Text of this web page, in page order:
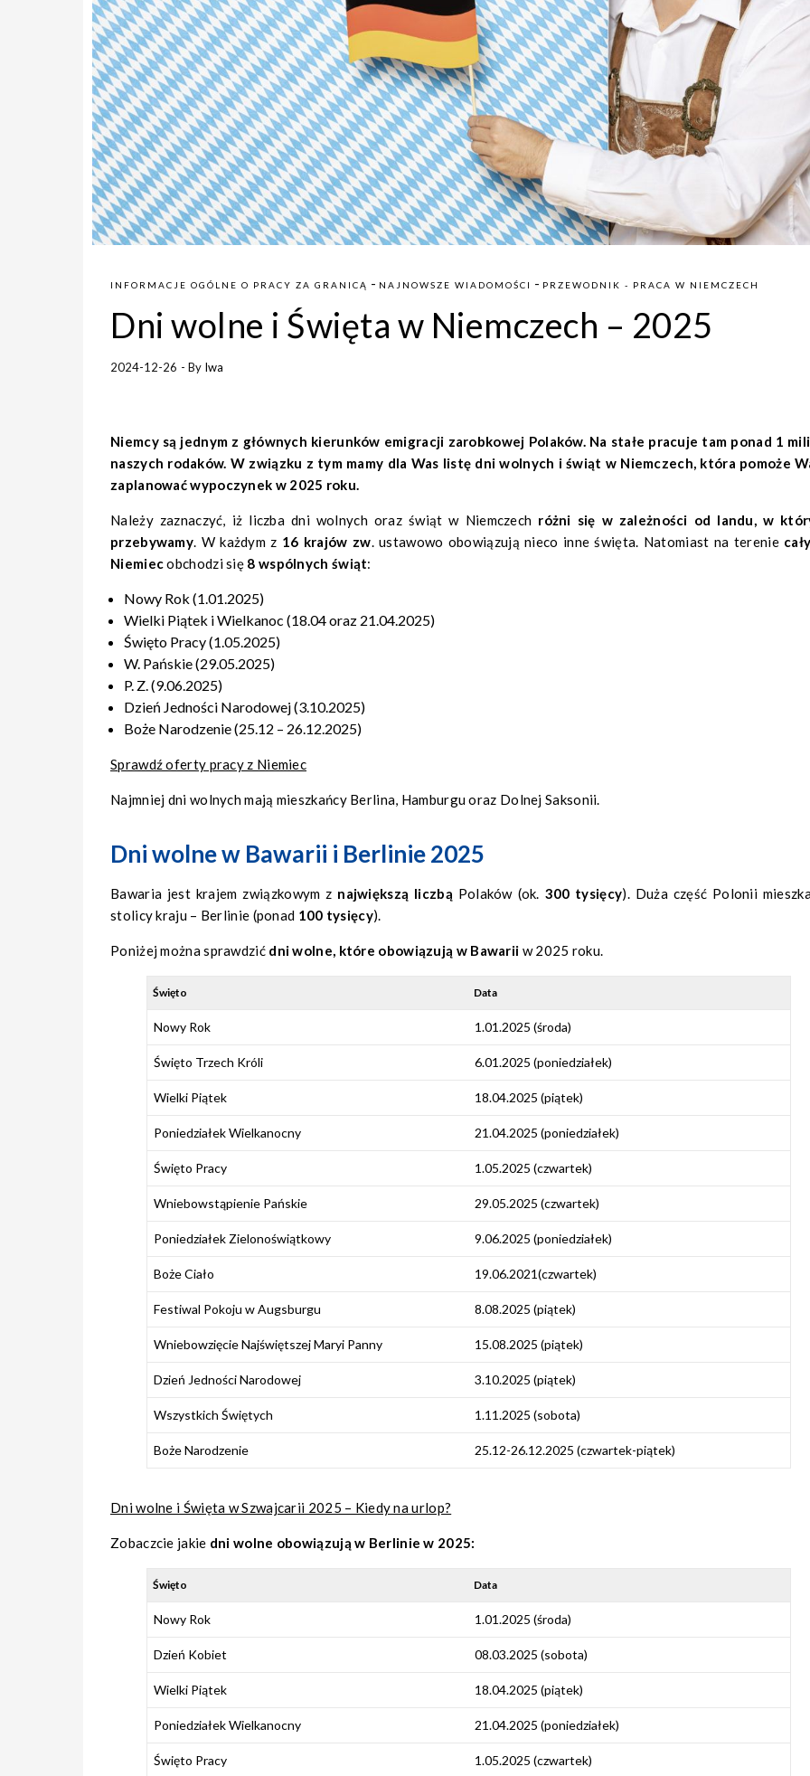
INFORMACJE OGÓLNE O PRACY ZA GRANICĄ - NAJNOWSZE WIADOMOŚCI - PRZEWODNIK - PRACA W NIEMCZECH
Dni wolne i Święta w Niemczech – 2025
2024-12-26 - By Iwa
Niemcy są jednym z głównych kierunków emigracji zarobkowej Polaków. Na stałe pracuje tam ponad 1
naszych rodaków. W związku z tym mamy dla Was listę dni wolnych i świąt w Niemczech, która pomoże
zaplanować wypoczynek w 2025 roku.
Należy zaznaczyć, iż liczba dni wolnych oraz świąt w Niemczech różni się w zależności od landu, w
przebywamy. W każdym z 16 krajów zw. ustawowo obowiązują nieco inne święta. Natomiast na terenie
Niemiecobchodzi się 8 wspólnych świąt:
Nowy Rok (1.01.2025)
Wielki Piątek i Wielkanoc (18.04 oraz 21.04.2025)
Święto Pracy (1.05.2025)
W. Pańskie (29.05.2025)
P. Z. (9.06.2025)
Dzień Jedności Narodowej (3.10.2025)
Boże Narodzenie (25.12 – 26.12.2025)
Sprawdź oferty pracy z Niemiec
Najmniej dni wolnych mają mieszkańcy Berlina, Hamburgu oraz Dolnej Saksonii.
Dni wolne w Bawarii i Berlinie 2025
Bawaria jest krajem związkowym z największą liczbą Polaków (ok. 300 tysięcy). Duża część Polonii
stolicy kraju – Berlinie (ponad 100 tysięcy).
Poniżej można sprawdzić dni wolne, które obowiązują w Bawarii w 2025 roku.
Święto Data
Nowy Rok 1.01.2025 (środa)
Święto Trzech Króli 6.01.2025 (poniedziałek)
Wielki Piątek 18.04.2025 (piątek)
Poniedziałek Wielkanocny 21.04.2025 (poniedziałek)
Święto Pracy 1.05.2025 (czwartek)
Wniebowstąpienie Pańskie 29.05.2025 (czwartek)
Poniedziałek Zielonoświątkowy 9.06.2025 (poniedziałek)
Boże Ciało 19.06.2021(czwartek)
Festiwal Pokoju w Augsburgu 8.08.2025 (piątek)
Wniebowzięcie Najświętszej Maryi Panny 15.08.2025 (piątek)
Dzień Jedności Narodowej 3.10.2025 (piątek)
Wszystkich Świętych 1.11.2025 (sobota)
Boże Narodzenie 25.12-26.12.2025 (czwartek-piątek)
Dni wolne i Święta w Szwajcarii 2025 – Kiedy na urlop?
Zobaczcie jakie dni wolne obowiązują w Berlinie w 2025:
Święto Data
Nowy Rok 1.01.2025 (środa)
Dzień Kobiet 08.03.2025 (sobota)
Wielki Piątek 18.04.2025 (piątek)
Poniedziałek Wielkanocny 21.04.2025 (poniedziałek)
Święto Pracy 1.05.2025 (czwartek)